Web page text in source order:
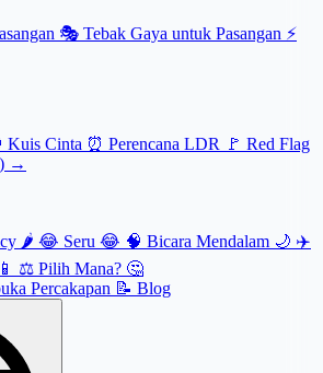
🎭 Tebak Gaya untuk Pasangan ⚡
Kuis Cinta ⏰ Perencana LDR 🚩 Red Flag
→
🌶️ 😂 Seru 😂 🧠 Bicara Mendalam 🌙 ✈️
⚖️ Pilih Mana? 🤔
Percakapan 📝 Blog